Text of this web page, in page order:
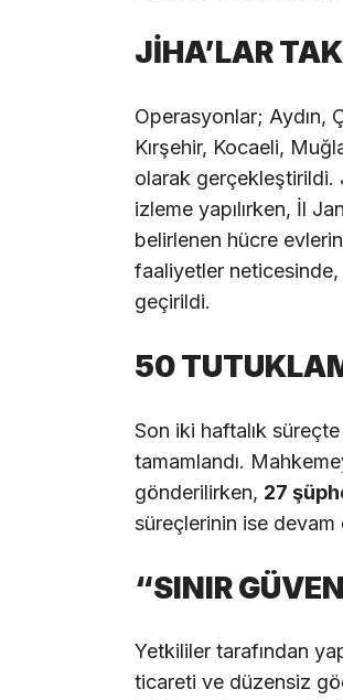
JİHA’LAR
Operasyonlar; Aydın,
Kırşehir, Kocaeli,
olarak gerçekleştirildi.
izleme yapılırken, İl
belirlenen hücre
faaliyetler neticesinde,
geçirildi.
50
Son iki haftalık
tamamlandı.
gönderilirken, 27
süreçlerinin ise
“SINIR
Yetkililer tarafından
ticareti ve düzensiz